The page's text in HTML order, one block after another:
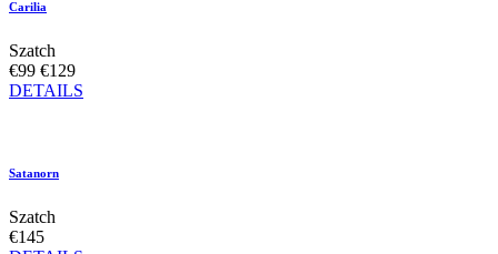
Carilia
Szatch
€99 €129
DETAILS
Satanorn
Szatch
€145